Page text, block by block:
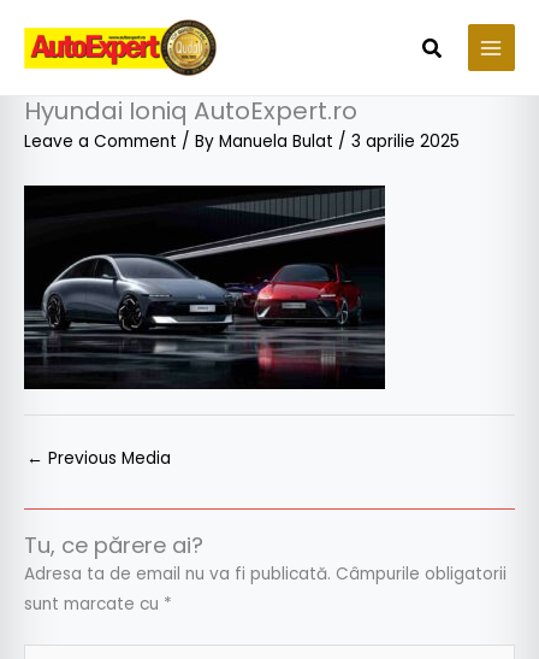
content
Search
Hyundai Ioniq AutoExpert.ro
Leave a Comment / By Manuela Bulat / 3 aprilie 2025
← Previous Media
Tu, ce părere ai?
Adresa ta de email nu va fi publicată. Câmpurile obligatorii
sunt marcate cu *